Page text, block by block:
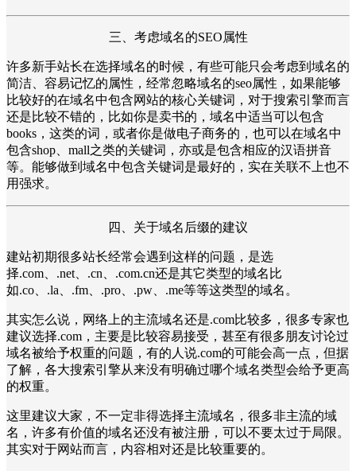
三、考虑域名的SEO属性
许多新手站长在选择域名的时候，有些可能只会考虑到域名的
简洁、容易记忆的属性，经常忽略域名的seo属性，如果能够
比较好的在域名中包含网站的核心关键词，对于搜索引擎而言
还是比较不错的，比如你是卖书的，域名中适当可以包含
books，这类的词，或者你是做电子商务的，也可以在域名中
包含shop、mall之类的关键词，亦或是包含相应的汉语拼音
等。能够做到域名中包含关键词是最好的，实在关联不上也不
用强求。
四、关于域名后缀的建议
建站初期很多站长经常会遇到这样的问题，是选
择.com、.net、.cn、.com.cn还是其它类型的域名比
如.co、.la、.fm、.pro、.pw、.me等等这类型的域名。
其实怎么说，网络上的主流域名还是.com比较多，很多专家也
建议选择.com，主要是比较容易接受，甚至有很多朋友讨论过
域名被给予权重的问题，有的人说.com的可能会高一点，但据
了解，各大搜索引擎从来没有明确过哪个域名类型会给予更高
的权重。
这里建议大家，不一定非得选择主流域名，很多非主流的域
名，许多有价值的域名还没有被注册，可以不要太过于局限。
其实对于网站而言，内容相对还是比较重要的。